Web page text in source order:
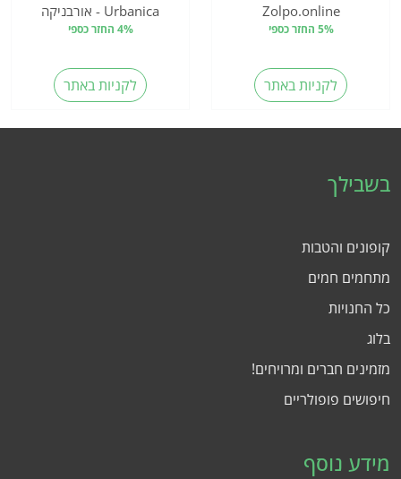
Zolpo.online
5% החזר כספי
לקניות באתר
Urbanica - אורבניקה
4% החזר כספי
לקניות באתר
בשבילך
קופונים והטבות
מתחמים חמים
כל החנויות
בלוג
מזמינים חברים ומרויחים!
חיפושים פופולריים
מידע נוסף